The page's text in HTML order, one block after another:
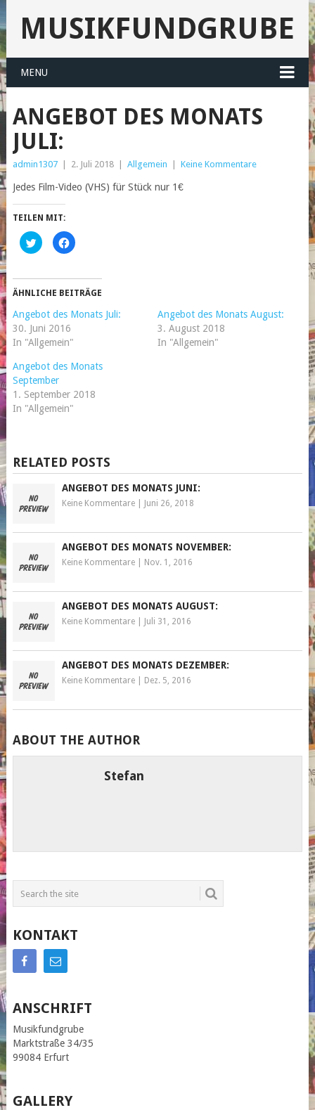
MUSIKFUNDGRUBE
MENU
ANGEBOT DES MONATS
JULI:
admin1307 2. Juli 2018 Allgemein Keine Kommentare
Jedes Film-Video (VHS) für Stück nur 1€
TEILEN MIT:
Klick,
um
teilen
(Wird
in
neuem
Fenster
geöffnet)
Klick,
um
teilen
(Wird
in
Fenster
ÄHNLICHE BEITRÄGE
Angebot des Monats Juli:
30. Juni 2016
In "Allgemein"
Angebot des Monats August:
3. August 2018
In "Allgemein"
Angebot des Monats
September
1. September 2018
In "Allgemein"
RELATED POSTS
ANGEBOT DES MONATS JUNI:
Keine Kommentare| Juni 26, 2018
ANGEBOT DES MONATS NOVEMBER:
Keine Kommentare| Nov. 1, 2016
ANGEBOT DES MONATS AUGUST:
Keine Kommentare| Juli 31, 2016
ANGEBOT DES MONATS DEZEMBER:
Keine Kommentare| Dez. 5, 2016
ABOUT THE AUTHOR
Stefan
KONTAKT
ANSCHRIFT
Musikfundgrube
Marktstraße 34/35
99084 Erfurt
GALLERY